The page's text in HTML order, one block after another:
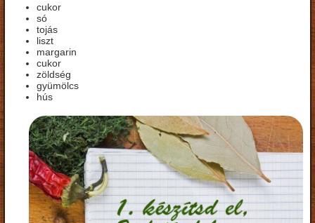
cukor
só
tojás
liszt
margarin
cukor
zöldség
gyümölcs
hús